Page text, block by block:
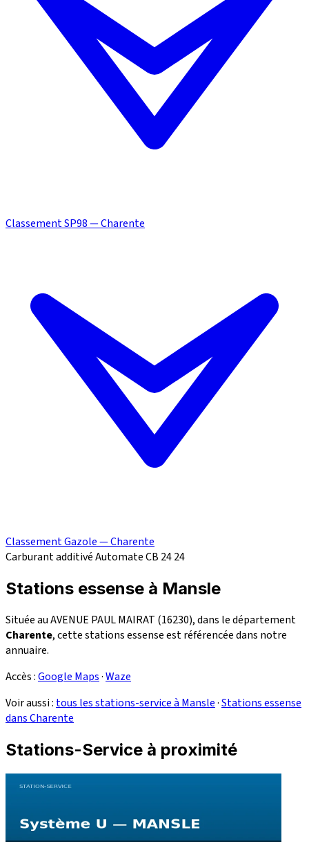
Classement SP98 — Charente
Classement Gazole — Charente
Carburant additivéAutomate CB 2424
Stations essense à Mansle
Située au AVENUE PAUL MAIRAT (16230), dans le département
Charente, cette stations essense est référencée dans notre
annuaire.
Accès :Google Maps·Waze
Voir aussi : tous les stations-service à Mansle·Stations essense
dans Charente
Stations-Service à proximité